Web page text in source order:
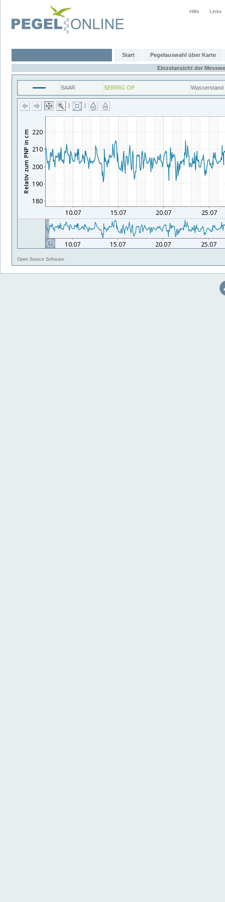
Hilfe Links
Start Pegelauswahl über Karte
Einzelansicht der
SAAR SERRIG OP Wasserstand
| |
Open Source Software